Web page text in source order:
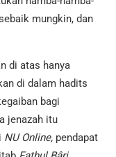
mungkin, dan
di atas hanya
di dalam hadits
bagi
jenazah itu
NU Online, pendapat